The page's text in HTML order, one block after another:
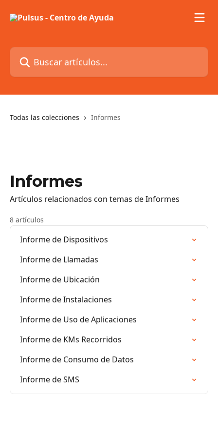
Buscar artículos...
Todas las colecciones Informes
Informes
Artículos relacionados con temas de Informes
8 artículos
Informe de Dispositivos
Informe de Llamadas
Informe de Ubicación
Informe de Instalaciones
Informe de Uso de Aplicaciones
Informe de KMs Recorridos
Informe de Consumo de Datos
Informe de SMS